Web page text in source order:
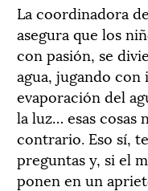
La coordinadora
asegura que los
con pasión, se
agua, jugando con
evaporación del
la luz… esas cosas
contrario. Eso sí,
preguntas y, si el
ponen en un